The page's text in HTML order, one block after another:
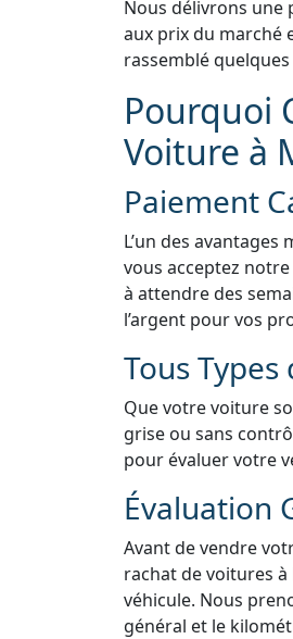
Nous délivrons
aux prix du marché
rassemblé
Pourquoi
Voiture à
Paiement
L’un des
vous acceptez
à attendre des
l’argent pour vos
Tous Types
Que votre voiture
grise ou sans
pour évaluer votre
Évaluation
Avant de vendre
rachat de voitures
véhicule. Nous
général et le